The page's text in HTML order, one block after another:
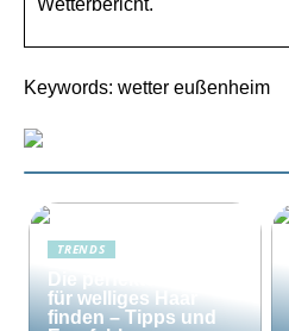
Keywords: wetter eußenheim
TRENDS
Die perfekte Bürste
für welliges Haar
finden – Tipps und